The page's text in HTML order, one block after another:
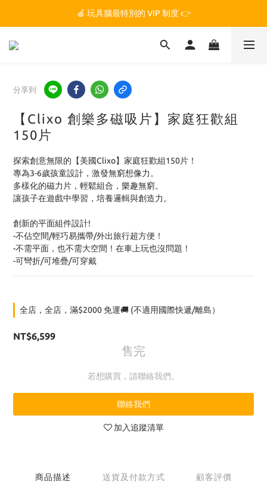
🏆 玩具腦是全台第一個獲得 STEM.org 教育平台
🍎 玩具腦最特別的 VIP 制度 👉
🏆 玩具腦是全台第一個獲得 STEM.org 教育平台
分享到
【Clixo 創樂多磁吸片】家庭狂歡組
150片
探索創意無限的【美國Clixo】家庭狂歡組150片！
專為3-6歲孩童設計，激發無窮想像力。
多樣化的磁力片，輕鬆組合，樂趣無窮。
讓孩子在遊戲中學習，培養邏輯與創造力。
創新的平面組件設計!
-不佔空間/輕巧易攜帶/外出旅行超方便！
-不需平面，也不需大空間！在車上玩也沒問題！
-可彎折/可堆疊/可穿戴
全店，全店，滿$2000 免運🚚 (不適用國際快遞/離島）
NT$6,599
售完
若想購買，請聯絡我們。
聯絡我們
加入追蹤清單
商品描述 送貨及付款方式 顧客評價